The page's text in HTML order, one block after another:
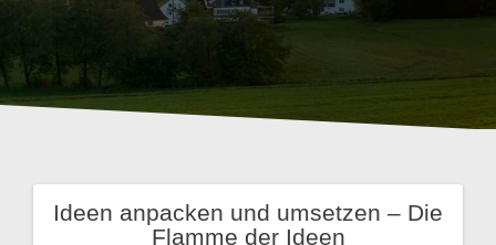
Ideen anpacken und umsetzen – Die
Flamme der Ideen
Beitragsnavigation